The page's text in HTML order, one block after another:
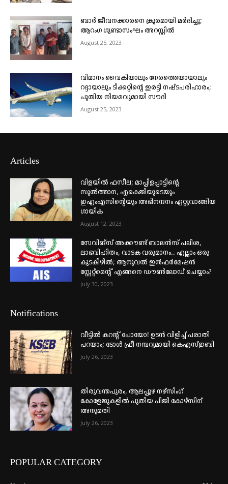
ബാർ ജീവനക്കാരനെ ക്രൂരമായി മർദിച്ചു;
ആറംഗ ഗുണ്ടാസംഘം അറസ്റ്റിൽ
August 25, 2023
വിമാനം വൈകിയാലും നേരത്തെയായാലും
റദ്ദായാലും ടിക്കറ്റിന്റെ ഇരട്ടി നഷ്ടപരിഹാരം;
പുതിയ നിയമവുമായി സൗദി
August 25, 2023
Articles
വിളയിൽ ഫസീല; മാപ്പിളപ്പാട്ടിന്റെ
സുൽത്താന, എകെജിയുടെയും
ഇഎംഎസിന്റെയും അഭിനന്ദനം ഏറ്റുവാങ്ങിയ
ഗായിക
August 12, 2023
സേവിങ്സ് അക്കൗണ്ട് ബാലൻസ് പലിശ,
ലാഭവിഹിതം, വാടക വരുമാനം.. എല്ലാം ഒരു
കുടകീഴിൽ; ആനുവൽ ഇൻഫർമേഷൻ
സ്റ്റേറ്റ്മെന്റ് എങ്ങനെ ഡൗൺലോഡ് ചെയ്യാം?
July 30, 2023
Notifications
വീട്ടില്‍ കറന്റ് പോയോ! ഉടന്‍ വിളിച്ച് പരാതി
പറയാം; ടോള്‍ ഫ്രീ നമ്പറുമായി കെഎസ്ഇബി
July 26, 2023
തിരുവന്തപുരം, ആലപ്പുഴ നഴ്‌സിംഗ്
കോളേജുകളില്‍ പുതിയ പിജി കോഴ്‌സിന്
അനുമതി
July 26, 2023
POPULAR CATEGORY